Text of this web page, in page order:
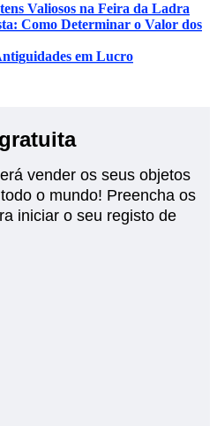
Valiosos na Feira da Ladra
Como Determinar o Valor dos
em Lucro
vender os seus objetos
o mundo! Preencha os
iniciar o seu registo de